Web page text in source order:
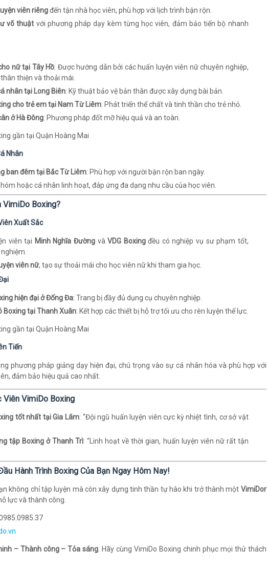
viên riêngđến tận nhà học viên, phù hợp với lịch trình bận rộn.
võ thuật với phương pháp dạy kèm từng học viên, đảm bảo tiến bộ nhanh
nữ tại Tây Hồ: Được hướng dẫn bởi các huấn luyện viên nữ chuyên nghiệp,
thiện và thoải mái.
nhân tại Long Biên: Kỹ thuật bảo vệ bản thân được xây dựng bài bản.
cho trẻ em tại Nam Từ Liêm: Phát triển thể chất và tinh thần cho trẻ nhỏ.
ở Hà Đông: Phương pháp đốt mỡ hiệu quả và an toàn.
Nhân
ban đêm tại Bắc Từ Liêm: Phù hợp với người bận rộn ban ngày.
hoặc cá nhân linh hoạt, đáp ứng đa dạng nhu cầu của học viên.
VimiDo Boxing?
Xuất Sắc
viên tại Minh Nghĩa Đường vàVDG Boxingđều có nghiệp vụ sư phạm tốt,
viên nữ, tạo sự thoải mái cho học viên nữ khi tham gia học.
hiện đại ở Đống Đa: Trang bị đầy đủ dụng cụ chuyên nghiệp.
Boxing tại Thanh Xuân: Kết hợp các thiết bị hỗ trợ tối ưu cho rèn luyện thể lực.
Tiến
phương pháp giảng dạy hiện đại, chú trọng vào sự cá nhân hóa và phù hợp với
đảm bảo hiệu quả cao nhất.
Viên VimiDo Boxing
tốt nhất tại Gia Lâm: “Đội ngũ huấn luyện viên cực kỳ nhiệt tình, cơ sở vật
tập Boxing ở Thanh Trì: “Linh hoạt về thời gian, huấn luyện viên nữ rất tận
Hành Trình Boxing Của Bạn Ngay Hôm Nay!
không chỉ tập luyện mà còn xây dựng tinh thần tự hào khi trở thành một VimiDor
lực và thành công.
– Thành công – Tỏa sáng . Hãy cùng VimiDo Boxing chinh phục mọi thử thách